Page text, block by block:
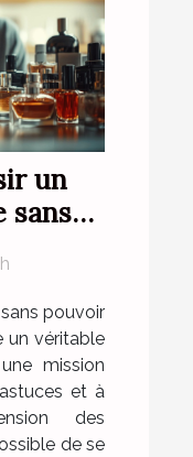
un
sans
pouvoir
un véritable
mission
et à
des
de se